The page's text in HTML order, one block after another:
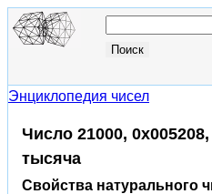
Энциклопедия чисел
Число 21000,
тысяча
Свойства натурального